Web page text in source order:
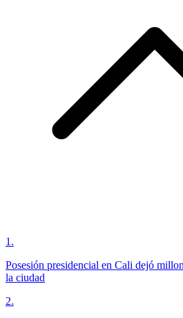
1 .
Posesión presidencial en Cali dejó
la ciudad
2.